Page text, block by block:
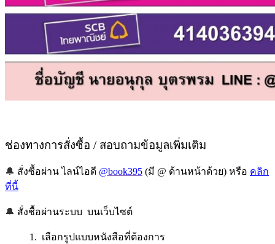
ช่องทางการสั่งซื้อ / สอบถามข้อมูลเพิ่มเติม
🔔 สั่งซื้อผ่าน ไลน์ไอดี @book395 (มี @ ด้านหน้าด้วย) หรือ คลิก
ที่นี้
🔔 สั่งชื้อผ่านระบบ บนเว็บไซต์
1. เลือกรูปแบบหนังสือที่ต้องการ